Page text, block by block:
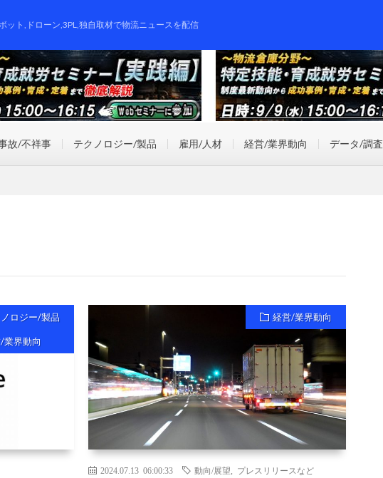
ット,ドローン,3PL,独自取材で物流ニュースを配信
故/不祥事 テクノロジー/製品 雇用/人材 経営/業界動向 データ/調査
ロジー/製品
業界動向
経営/業界動向
2024.07.13 06:00:33 動向/展望 プレスリリースなど